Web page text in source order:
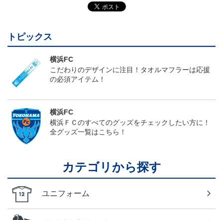
トピックス
横浜FC
こだわりのデザインに注目！タオルマフラーは応援
の必須アイテム！
横浜FC
横浜ＦＣのすべてのグッズをチェックしたい方に！
全グッズ一覧はこちら！
カテゴリから探す
ユニフォーム